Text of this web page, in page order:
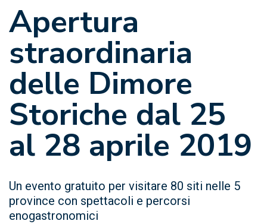
Apertura
straordinaria
delle Dimore
Storiche dal 25
al 28 aprile 2019
Un evento gratuito per visitare 80 siti nelle 5
province con spettacoli e percorsi
enogastronomici